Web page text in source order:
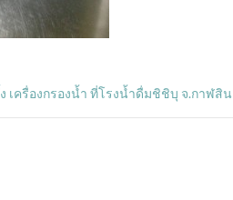
เครื่องกรองน้ำ ที่โรงน้ำดื่มชิชิบุ จ.กาฬสิ